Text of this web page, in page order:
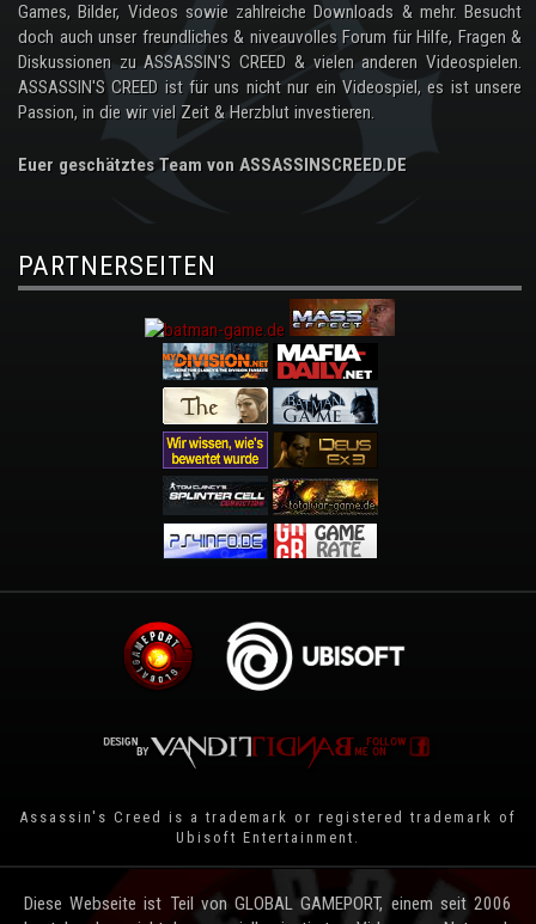
Games, Bilder, Videos sowie zahlreiche Downloads & mehr. Besucht
doch auch unser freundliches & niveauvolles Forum für Hilfe, Fragen &
Diskussionen zu ASSASSIN'S CREED & vielen anderen Videospielen.
ASSASSIN'S CREED ist für uns nicht nur ein Videospiel, es ist unsere
Passion, in die wir viel Zeit & Herzblut investieren.
Euer geschätztes Team von ASSASSINSCREED.DE
PARTNERSEITEN
Assassin's Creed is a trademark or registered trademark of
Ubisoft Entertainment .
Diese Webseite ist Teil von GLOBAL GAMEPORT, einem seit 2006